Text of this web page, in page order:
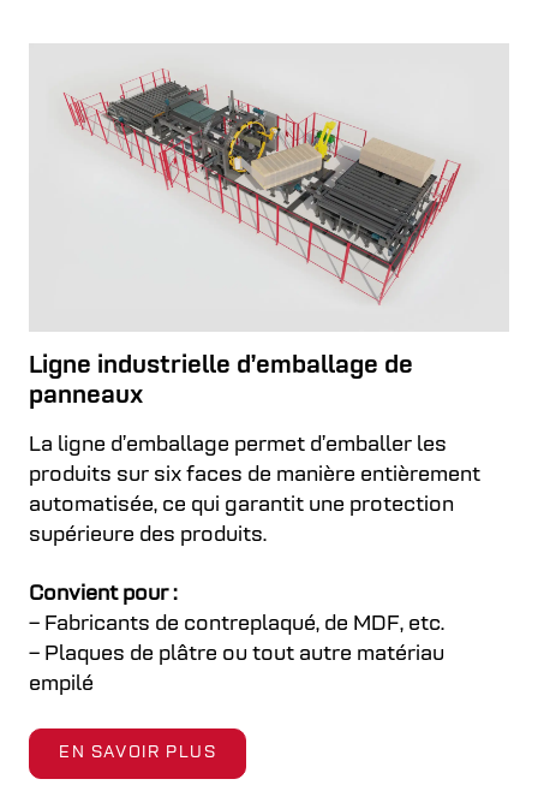
Ligne industrielle d’emballage de
panneaux
La ligne d’emballage permet d’emballer les
produits sur six faces de manière entièrement
automatisée, ce qui garantit une protection
supérieure des produits.
Convient pour :
– Fabricants de contreplaqué, de MDF, etc.
– Plaques de plâtre ou tout autre matériau
empilé
EN SAVOIR PLUS